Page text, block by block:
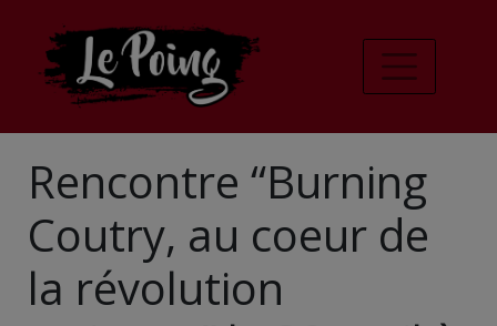
Rencontre “Burning
Coutry, au coeur de
la révolution